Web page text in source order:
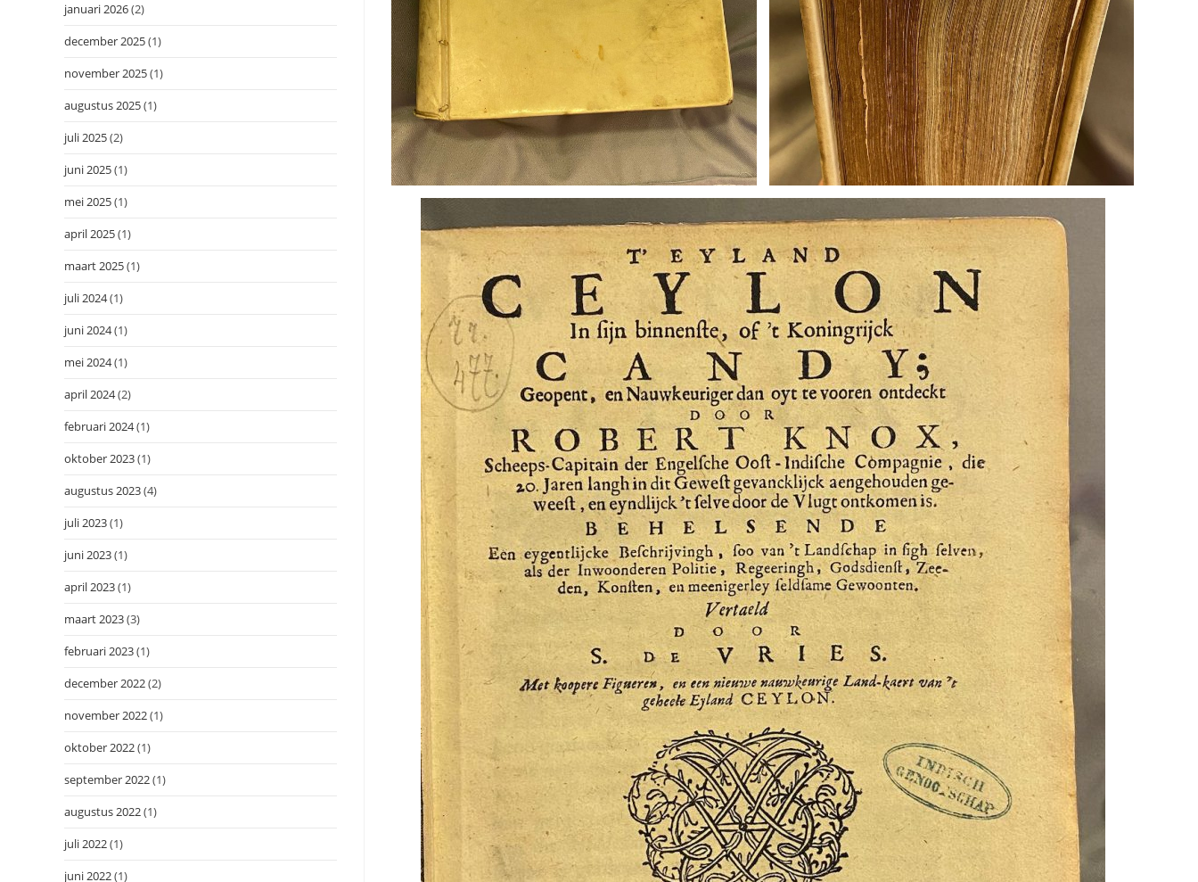
januari 2026(2)
december 2025(1)
november 2025(1)
augustus 2025(1)
juli 2025(2)
juni 2025(1)
mei 2025(1)
april 2025(1)
maart 2025(1)
juli 2024(1)
juni 2024(1)
mei 2024(1)
april 2024(2)
februari 2024(1)
oktober 2023(1)
augustus 2023(4)
juli 2023(1)
juni 2023(1)
april 2023(1)
maart 2023(3)
februari 2023(1)
december 2022(2)
november 2022(1)
oktober 2022(1)
september 2022(1)
augustus 2022(1)
juli 2022(1)
juni 2022(1)